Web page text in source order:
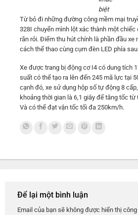
biệt
Từ bỏ đi những đường công mềm mại
328I chuyển mình lột xác thành một chiếc
rắn rỏi. Điểm thu hút chính là phần đầu xe
cách thể thao cùng cụm đèn LED phía
Xe được trang bị động cơ I4 có dung tích
suất có thể tạo ra lên đến 245 mã lực tại
cạnh đó, xe sử dụng hộp số tự động 8
khoảng thời gian là 6,1 giây để tăng tốc
Và có thể đạt vận tốc tối đa 250km/h.
Để lại một bình luận
Email của bạn sẽ không được hiển thị công